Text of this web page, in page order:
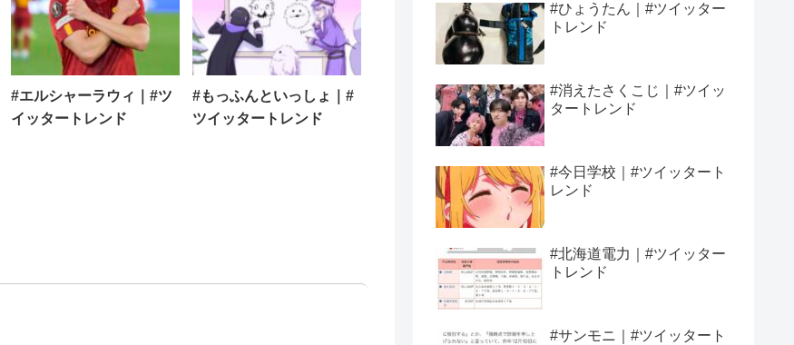
#エルシャーラウィ｜#ツ
イッタートレンド
#もっふんといっしょ｜#
ツイッタートレンド
#ひょうたん｜#ツイッター
トレンド
#消えたさくこじ｜#ツイッ
タートレンド
#今日学校｜#ツイッタート
レンド
#北海道電力｜#ツイッター
トレンド
#サンモニ｜#ツイッタート